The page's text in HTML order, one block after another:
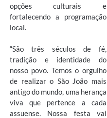
opções culturais e
fortalecendo a programação
local.
“São três séculos de fé,
tradição e identidade do
nosso povo. Temos o orgulho
de realizar o São João mais
antigo do mundo, uma herança
viva que pertence a cada
assuense. Nossa festa vai